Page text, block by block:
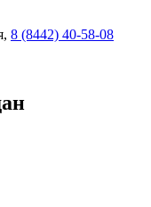
8 (8442) 40-58-08